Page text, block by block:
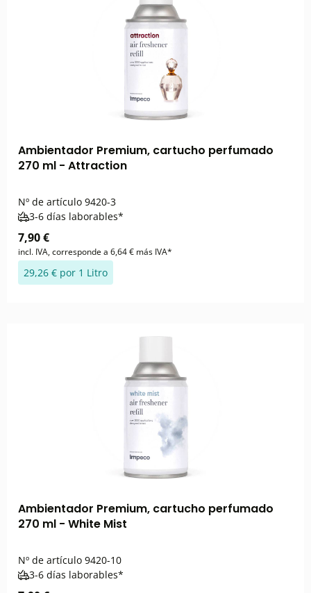
Ambientador Premium, cartucho perfumado
270 ml - Attraction
Nº de artículo 9420-3
3-6 días laborables*
7,90 €
incl. IVA, corresponde a 6,64 € más IVA*
29,26 € por 1 Litro
Ambientador Premium, cartucho perfumado
270 ml - White Mist
Nº de artículo 9420-10
3-6 días laborables*